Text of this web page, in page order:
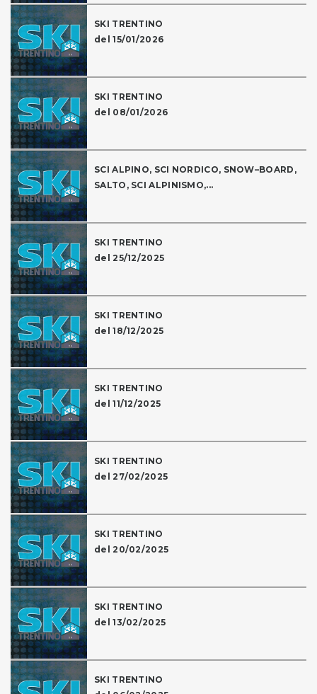
SKI TRENTINO
del 15/01/2026
SKI TRENTINO
del 08/01/2026
SCI ALPINO, SCI NORDICO, SNOW–BOARD,
SALTO, SCI ALPINISMO,...
SKI TRENTINO
del 25/12/2025
SKI TRENTINO
del 18/12/2025
SKI TRENTINO
del 11/12/2025
SKI TRENTINO
del 27/02/2025
SKI TRENTINO
del 20/02/2025
SKI TRENTINO
del 13/02/2025
SKI TRENTINO